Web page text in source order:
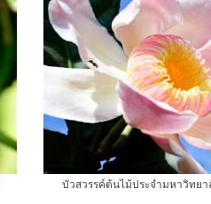
บัวสวรรค์ต้นไม้ประจำมหาวิทย